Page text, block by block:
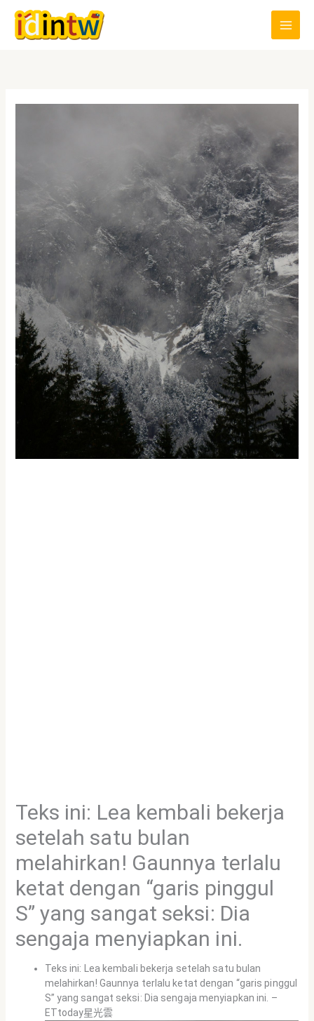
Teks ini: Lea kembali bekerja
setelah satu bulan
melahirkan! Gaunnya terlalu
ketat dengan “garis pinggul
S” yang sangat seksi: Dia
sengaja menyiapkan ini.
Teks ini: Lea kembali bekerja setelah satu bulan
melahirkan! Gaunnya terlalu ketat dengan “garis pinggul
S” yang sangat seksi: Dia sengaja menyiapkan ini. –
ETtoday星光雲